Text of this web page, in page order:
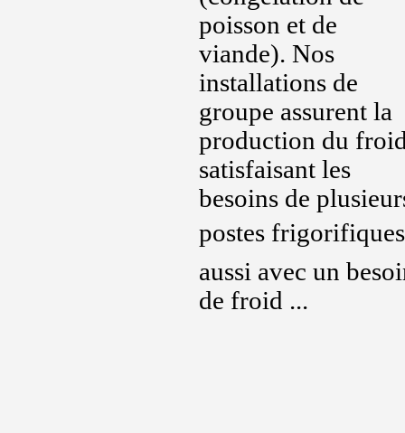
poisson et de
viande). Nos
installations de
groupe assurent la
production du
satisfaisant les
besoins de
postes frigorifiques
aussi avec un
de froid ...